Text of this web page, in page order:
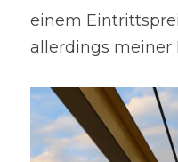
einem
allerdings meiner